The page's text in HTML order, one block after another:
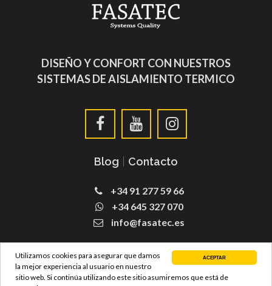
ACEPTAR
Utilizamos cookies para asegurar que damos
la mejor experiencia al usuario en nuestro
sitio web. Si continúa utilizando este sitio asumiremos que está de
DISEÑO Y CONFORT CON NUESTROS
SISTEMAS DE AISLAMIENTO TERMICO
Blog Contacto
+34 91 277 59 66
+34 645 327 070
info@fasatec.es
SATE Fachadas